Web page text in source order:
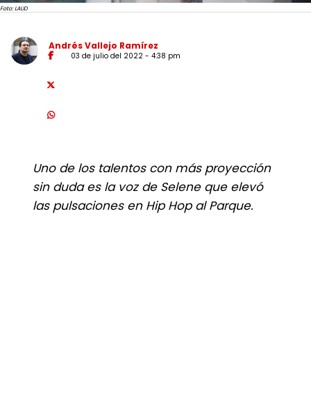
Foto: LAUD
Andrés Vallejo Ramírez
03 de julio del 2022 - 4:38 pm
Uno de los talentos con más proyección
sin duda es la voz de Selene que elevó
las pulsaciones en Hip Hop al Parque.